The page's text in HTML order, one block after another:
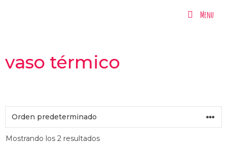
Menu
Menu
vaso térmico
Mostrando los 2 resultados